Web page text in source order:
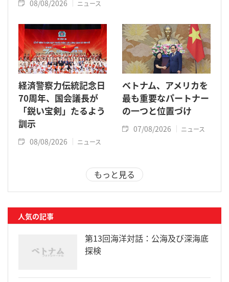
08/08/2026 ニュース
経済警察力伝統記念日
70周年、国会議長が
「鋭い宝剣」たるよう
訓示
08/08/2026 ニュース
ベトナム、アメリカを
最も重要なパートナー
の一つと位置づけ
07/08/2026 ニュース
もっと見る
人気の記事
第13回海洋対話：公海及び深海底
探検